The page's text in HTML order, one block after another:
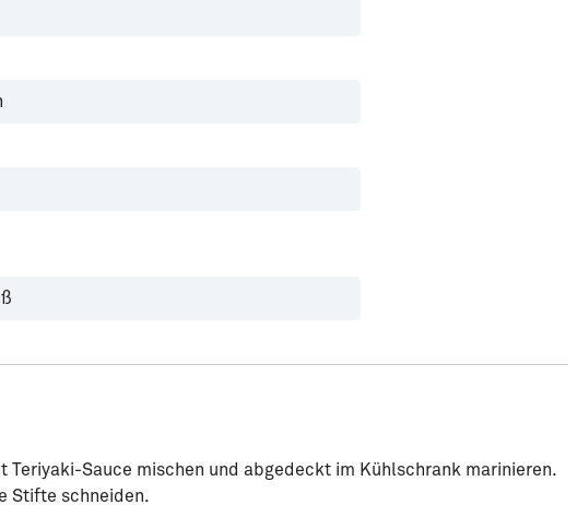
Teriyaki-Sauce mischen und abgedeckt im Kühlschrank marinieren.
Stifte schneiden.